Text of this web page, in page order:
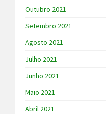
Outubro 2021
Setembro 2021
Agosto 2021
Julho 2021
Junho 2021
Maio 2021
Abril 2021